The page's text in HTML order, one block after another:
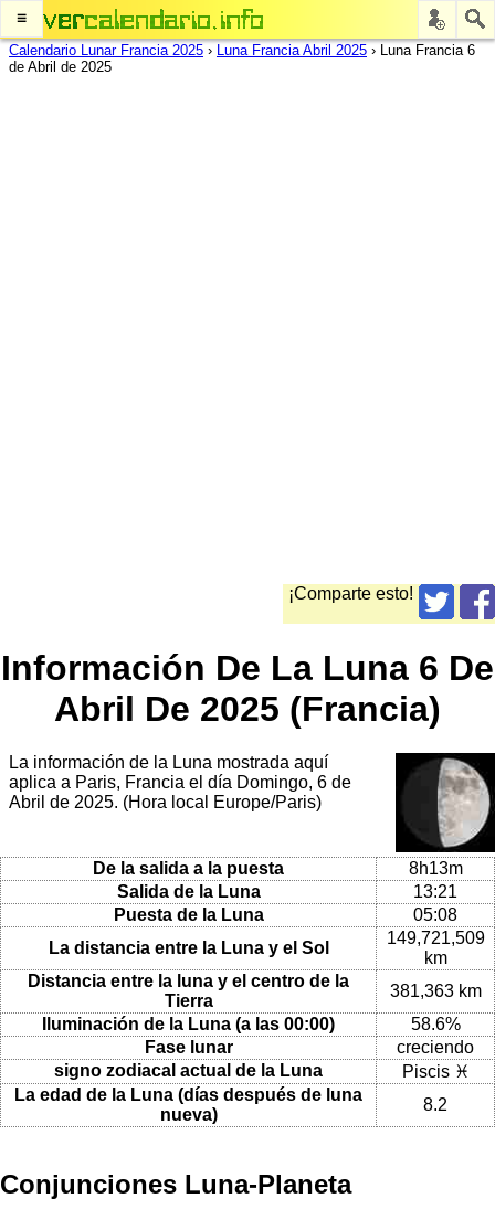
≡
Calendario Lunar Francia 2025 › Luna Francia Abril 2025 › Luna Francia 6
de Abril de 2025
¡Comparte esto!
Información De La Luna 6 De
Abril De 2025 (Francia)
La información de la Luna mostrada aquí
aplica a Paris, Francia el día Domingo, 6 de
Abril de 2025. (Hora local Europe/Paris)
De la salida a la puesta
8h13m
Salida de la Luna
13:21
Puesta de la Luna
05:08
La distancia entre la Luna y el Sol
149,721,509
km
Distancia entre la luna y el centro de la
Tierra
381,363 km
Iluminación de la Luna (a las 00:00)
58.6%
Fase lunar
creciendo
signo zodiacal actual de la Luna
Piscis ♓
La edad de la Luna (días después de luna
nueva)
8.2
Conjunciones Luna-Planeta